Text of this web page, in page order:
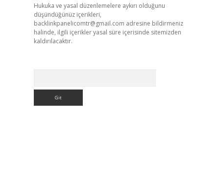
Hukuka ve yasal düzenlemelere aykırı olduğunu
düşündüğünüz içerikleri,
backlinkpanelicomtr@gmail.com adresine bildirmeniz
halinde, ilgili içerikler yasal süre içerisinde sitemizden
kaldırılacaktır.